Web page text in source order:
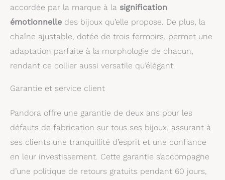
accordée par la marque à la signification
émotionnelle des bijoux qu’elle propose. De plus, la
chaîne ajustable, dotée de trois fermoirs, permet une
adaptation parfaite à la morphologie de chacun,
rendant ce collier aussi versatile qu’élégant.
Garantie et service client
Pandora offre une garantie de deux ans pour les
défauts de fabrication sur tous ses bijoux, assurant à
ses clients une tranquillité d’esprit et une confiance
en leur investissement. Cette garantie s’accompagne
d’une politique de retours gratuits pendant 60 jours,